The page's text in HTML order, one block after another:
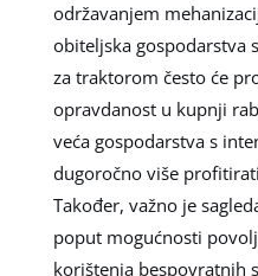
održavanjem
obiteljska gospodarstva
za traktorom često će
opravdanost u kupnji
veća gospodarstva s
dugoročno više
Također, važno je
poput mogućnosti
korištenja bespovratnih